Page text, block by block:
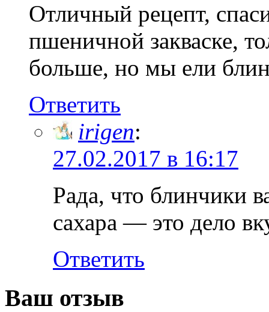
Отличный рецепт,
пшеничной закваске,
больше, но мы ели
Ответить
irigen:
27.02.2017 в 16:17
Рада, что блинчики
сахара — это дело
Ответить
Ваш отзыв